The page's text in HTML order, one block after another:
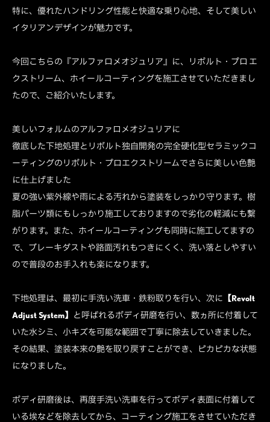
特に、優れたハンドリング性能と快適な乗り心地、そして美しい
イタリアンデザインが魅力です。
今回こちらの『アルファロメオジュリア』に、リボルト・プロ エ
クストリーム、ホイールコーティングを施工させていただきまし
たので、ご紹介いたします。
美しいフォルムのアルファロメオジュリアに
徹底した下地処理とリボルト独自開発の完全硬化型セラミックコ
ーティングのリボルト・プロエクストリームでさらに美しい色艶
に仕上げました
夏の強い紫外線や雨による汚れから塗装をしっかり守ります。樹
脂パーツ類にもしっかり施工しておりますので劣化の軽減にも繋
がります。また、ホイールコーティングも同時に施工してますの
で、ブレーキダストや路面汚れもつきにくく、洗い落としやすい
ので普段のお手入れも楽になります。
下地処理は、最初に手洗い洗車・鉄粉取りを行い、次に 【Revolt
Adjust System】
と呼ばれるボディ研磨を行い、数ヵ所に付着して
いた水シミ、小キズを可能な範囲で丁寧に除去していきました。
その結果、塗装本来の艶を取り戻すことができ、ピカピカな状態
になりました。
ボディ研磨後は、再度手洗い洗車を行ってボディ表面に付着して
いる埃などを除去してから、コーティング施工をさせていただき